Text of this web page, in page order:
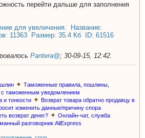
перейти дальше для заполнения
Pantera@; 30-09-15, 12:42.
✦ Таможенные правила, пошлины,
с таможенным уведомлением
и тонкости ✦ Возврат товара обратно продавцу в
изменить данные/причину спора
возврат денег? ✦ Онлайн-чат, служба
разговорник AliExpress